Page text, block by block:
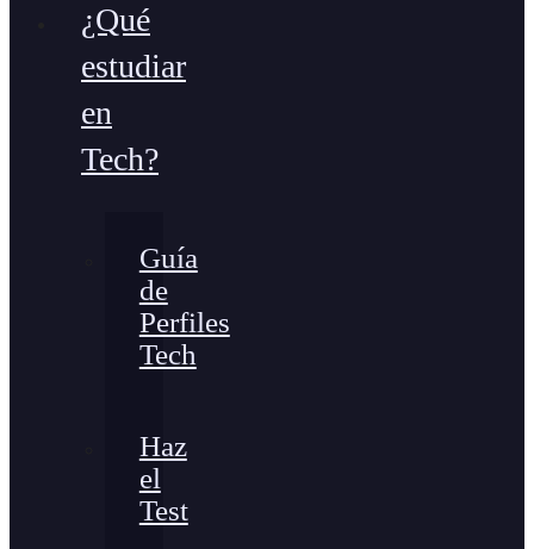
¿Qué
estudiar
en
Tech?
Guía
de
Perfiles
Tech
Haz
el
Test